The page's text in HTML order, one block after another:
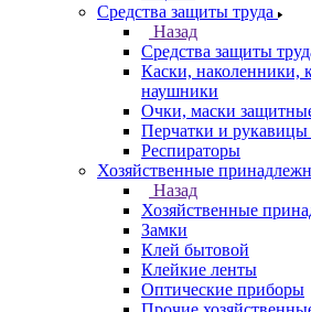
Средства защиты труда
Назад
Средства защиты
Каски, наколенники,
наушники
Очки, маски
Перчатки и рукавицы
Респираторы
Хозяйственные
Назад
Хозяйственные
Замки
Клей бытовой
Клейкие ленты
Оптические приборы